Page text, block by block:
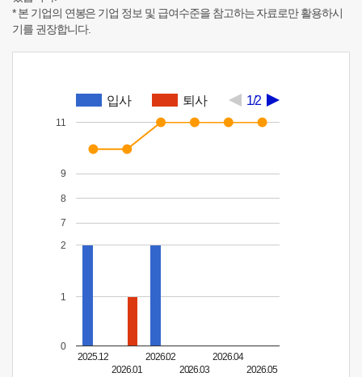
* 본 기업의 연봉은 기업 정보 및 급여수준을 참고하는 자료로만 활용하시
기를 권장합니다.
입사 퇴사 1/2
2025.12
2026.01
2026.02
2026.03
2026.04
2026.05
0
1
2
7
8
9
11